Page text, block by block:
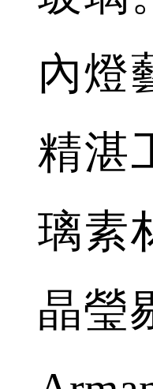
內燈
精湛
璃素
晶瑩